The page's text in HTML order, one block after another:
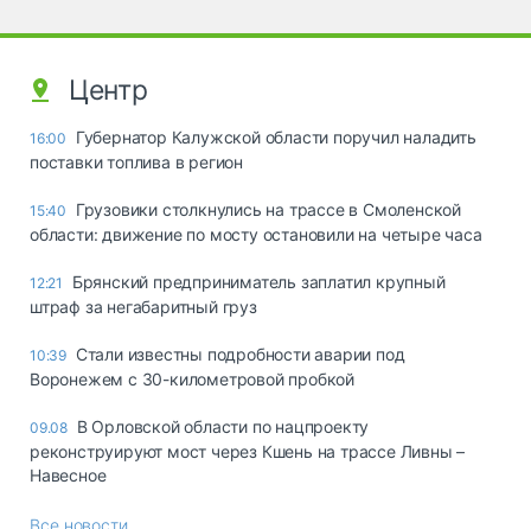
Центр
16:00
Губернатор Калужской области поручил наладить
поставки топлива в регион
15:40
Грузовики столкнулись на трассе в Смоленской
области: движение по мосту остановили на четыре часа
12:21
Брянский предприниматель заплатил крупный
штраф за негабаритный груз
10:39 Стали известны подробности аварии под
Воронежем с 30-километровой пробкой
09.08 В Орловской области по нацпроекту
реконструируют мост через Кшень на трассе Ливны –
Навесное
Все новости